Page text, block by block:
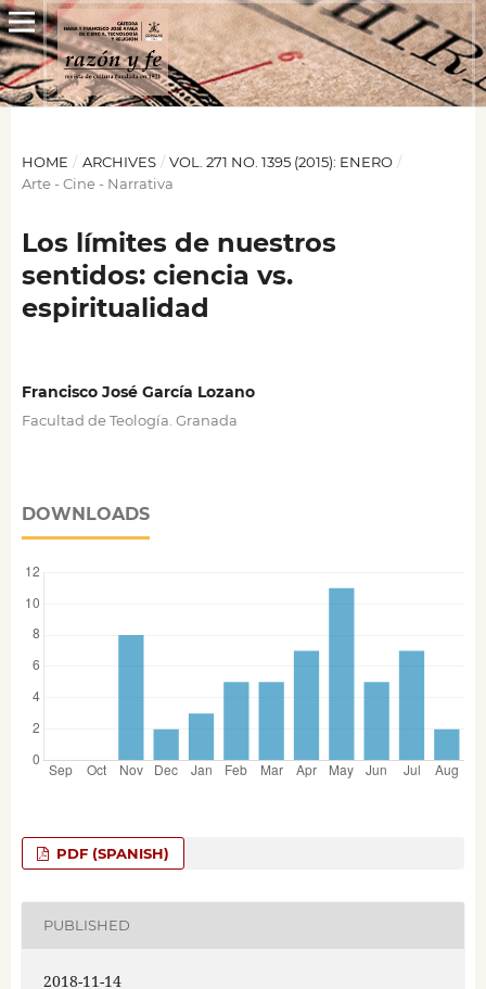
HOME / ARCHIVES / VOL. 271 NO. 1395 (2015): ENERO /
Arte - Cine - Narrativa
Los límites de nuestros
sentidos: ciencia vs.
espiritualidad
Francisco José García Lozano
Facultad de Teología. Granada
DOWNLOADS
PDF (SPANISH)
PUBLISHED
2018-11-14